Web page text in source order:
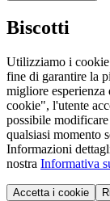
Biscotti
Utilizziamo i cookie
fine di garantire la
migliore
cookie", l'utente
possibile
qualsiasi momento
Informazioni
nostra Informativa
Accetta i cookie